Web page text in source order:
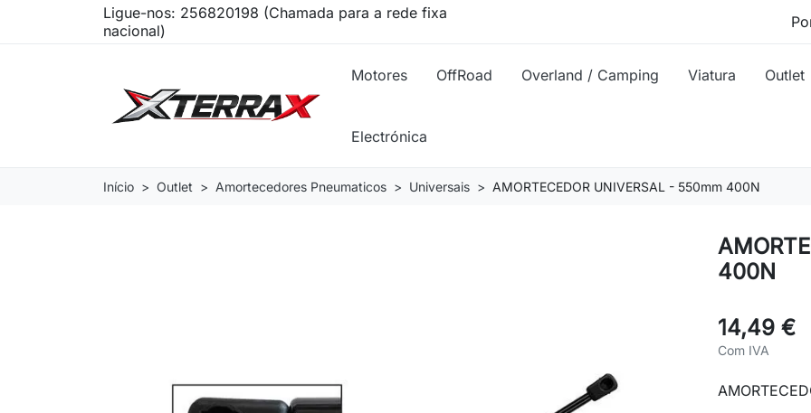
Ligue-nos: 256820198 (Chamada para a rede fixa
nacional)
Motores OffRoad Overland / Camping Viatura Outlet
Electrónica
Início Outlet Amortecedores Pneumaticos Universais AMORTECEDOR UNIVERSAL - 550mm 400N
400N
14,49 €
Com IVA